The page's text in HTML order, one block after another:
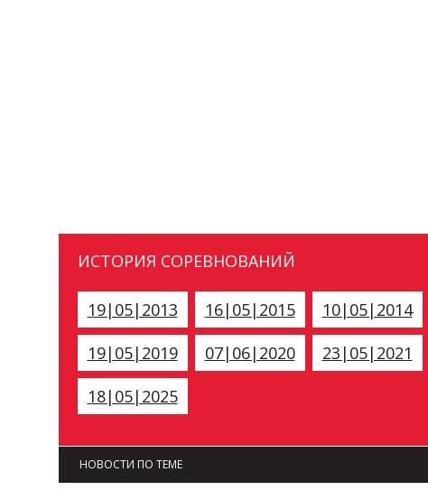
ИСТОРИЯ СОРЕВНОВАНИЙ
19|05|2013 16|05|2015 10|05|2014
19|05|2019
07|06|2020 23|05|2021
18|05|2025
НОВОСТИ ПО ТЕМЕ